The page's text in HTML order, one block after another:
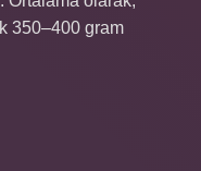
350–400 gram